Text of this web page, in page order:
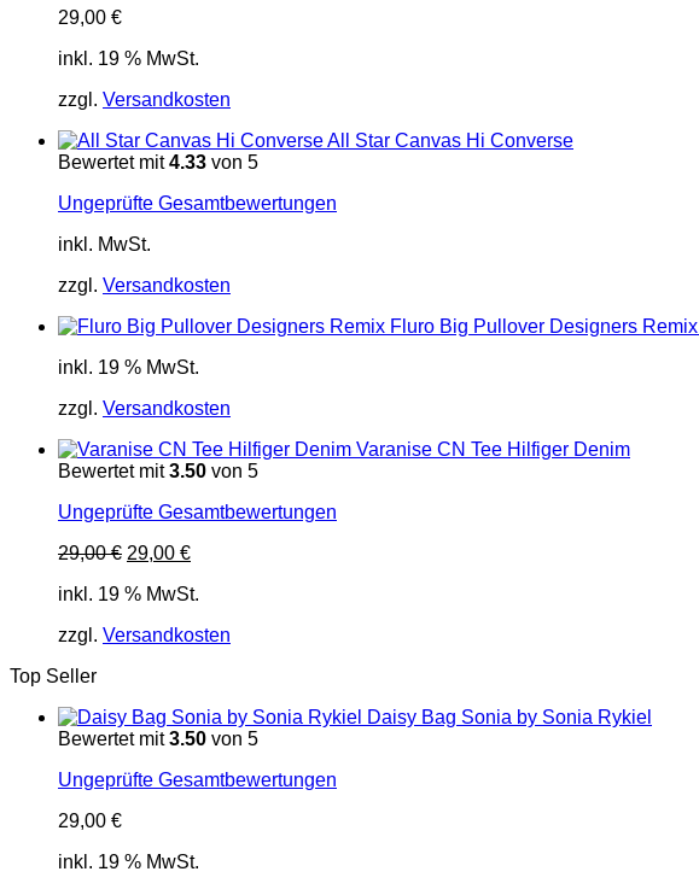
29,00 €
inkl. 19 % MwSt.
zzgl. Versandkosten
All Star Canvas Hi Converse
Bewertet mit4.33 von 5
Ungeprüfte Gesamtbewertungen
inkl. MwSt.
zzgl. Versandkosten
Fluro Big Pullover Designers Remix
inkl. 19 % MwSt.
zzgl. Versandkosten
Varanise CN Tee Hilfiger Denim
Bewertet mit3.50 von 5
Ungeprüfte Gesamtbewertungen
29,00€ Ursprünglicher
war:
29,00 €Aktueller
ist:
inkl. 19 % MwSt.
zzgl. Versandkosten
Top Seller
Daisy Bag Sonia by Sonia Rykiel
Bewertet mit3.50 von 5
Ungeprüfte Gesamtbewertungen
29,00 €
inkl. 19 % MwSt.